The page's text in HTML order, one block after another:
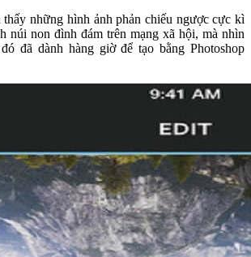
những hình ảnh phản chiếu ngược cực kì
núi non đình đám trên mạng xã hội, mà nhìn
đã dành hàng giờ để tạo bằng Photoshop